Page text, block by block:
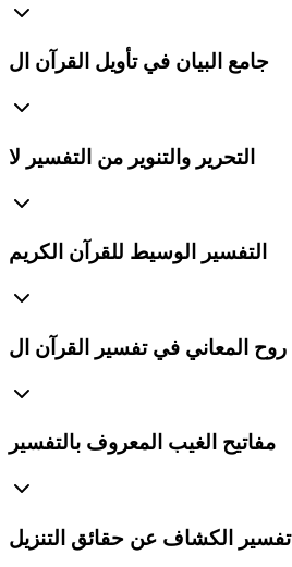
جامع البيان في تأويل القرآن ال
التحرير والتنوير من التفسير لا
التفسير الوسيط للقرآن الكريم
روح المعاني في تفسير القرآن ال
مفاتيح الغيب المعروف بالتفسير
تفسير الكشاف عن حقائق التنزيل